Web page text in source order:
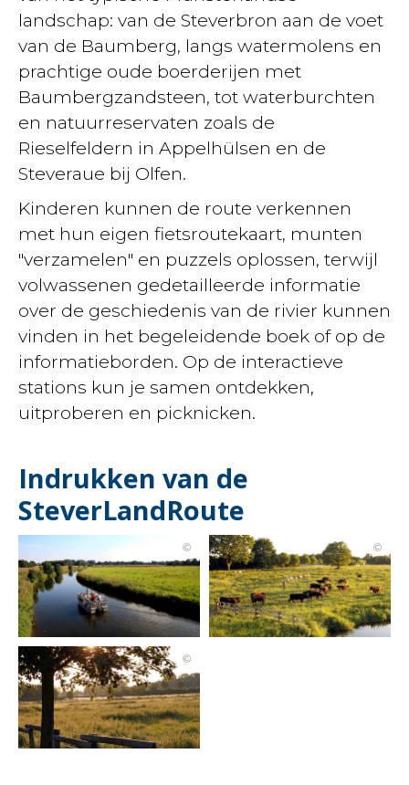
landschap: van de Steverbron aan de voet
van de Baumberg, langs watermolens en
prachtige oude boerderijen met
Baumbergzandsteen, tot waterburchten
en natuurreservaten zoals de
Rieselfeldern in Appelhülsen en de
Steveraue bij Olfen.
Kinderen kunnen de route verkennen
met hun eigen fietsroutekaart, munten
"verzamelen" en puzzels oplossen, terwijl
volwassenen gedetailleerde informatie
over de geschiedenis van de rivier kunnen
vinden in het begeleidende boek of op de
informatieborden. Op de interactieve
stations kun je samen ontdekken,
uitproberen en picknicken.
Indrukken van de
SteverLandRoute
© ©
©